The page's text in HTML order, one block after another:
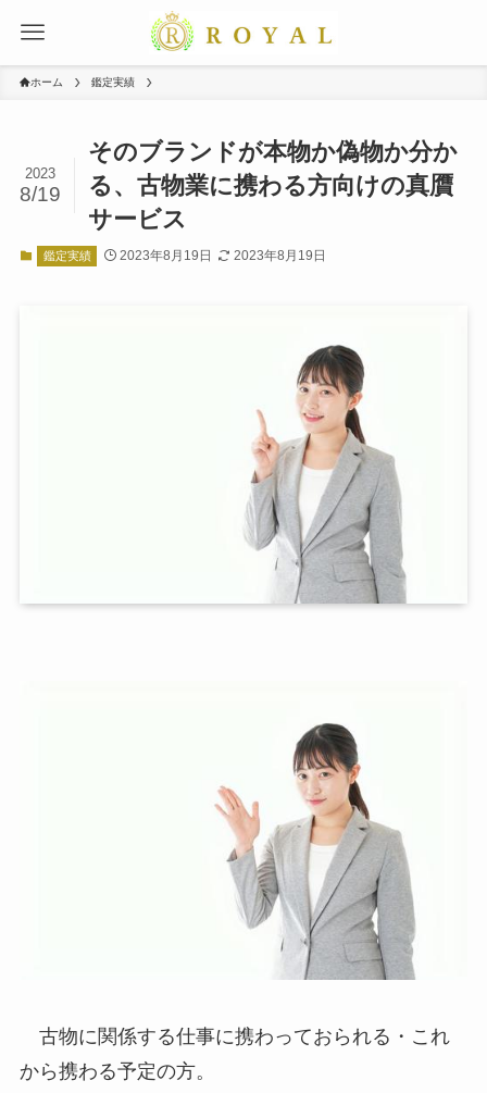
ホーム 鑑定実績
そのブランドが本物か偽物か分か
る、古物業に携わる方向けの真贋
サービス
2023
8/19
鑑定実績 2023年8月19日 2023年8月19日
古物に関係する仕事に携わっておられる・これ
から携わる予定の方。